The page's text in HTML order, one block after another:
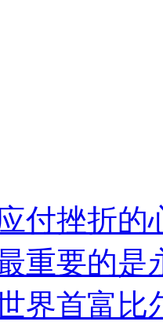
付挫折的
重要的是
界首富比